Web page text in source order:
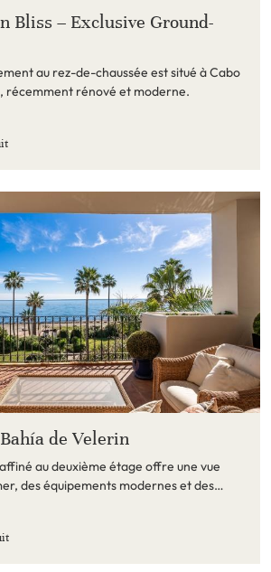
Bliss – Exclusive Ground-
au rez-de-chaussée est situé à Cabo
récemment rénové et moderne.
de Velerin
au deuxième étage offre une vue
des équipements modernes et des